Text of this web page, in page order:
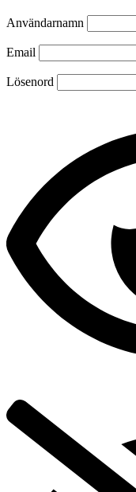
Användarnamn
Email
Lösenord